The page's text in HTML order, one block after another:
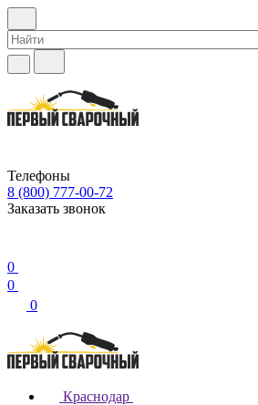
Телефоны
8 (800) 777-00-72
Заказать звонок
0
0
0
Краснодар